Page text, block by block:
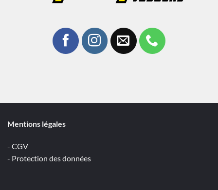
Mentions légales
- CGV
- Protection des données